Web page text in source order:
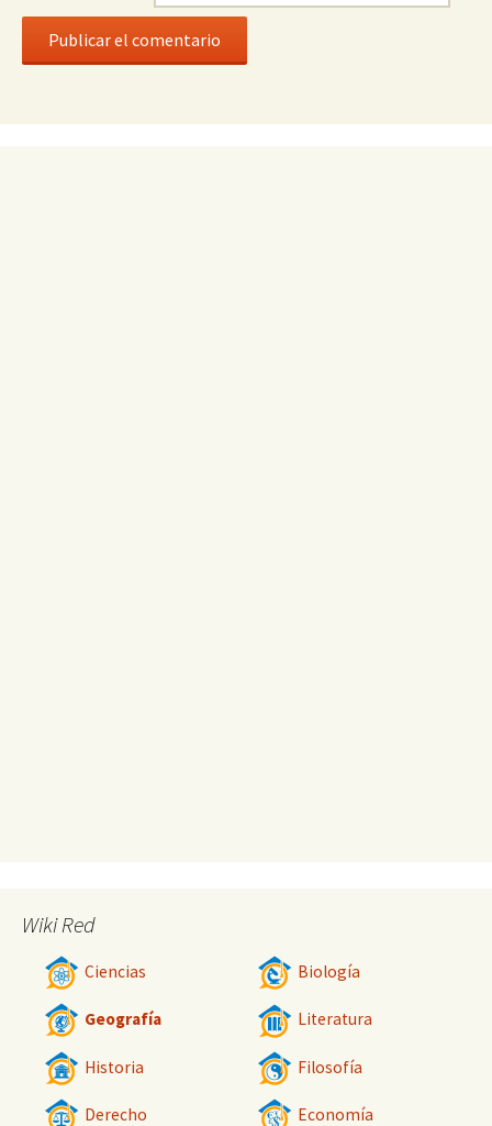
Wiki Red
Ciencias Biología
Geografía Literatura
Historia Filosofía
Derecho Economía